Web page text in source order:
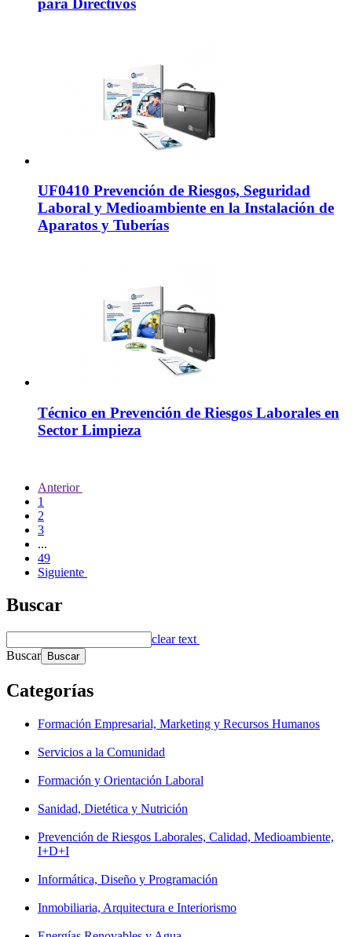
para Directivos
UF0410 Prevención de Riesgos, Seguridad
Laboral y Medioambiente en la Instalación de
Aparatos y Tuberías
Técnico en Prevención de Riesgos Laborales en
Sector Limpieza
Anterior
1
2
3
...
49
Siguiente
Buscar
clear text
Buscar
Categorías
Formación Empresarial, Marketing y Recursos Humanos
Servicios a la Comunidad
Formación y Orientación Laboral
Sanidad, Dietética y Nutrición
Prevención de Riesgos Laborales, Calidad, Medioambiente,
I+D+I
Informática, Diseño y Programación
Inmobiliaria, Arquitectura e Interiorismo